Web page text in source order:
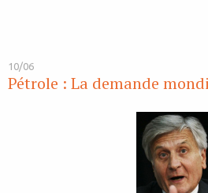
10/06
Pétrole : La demande